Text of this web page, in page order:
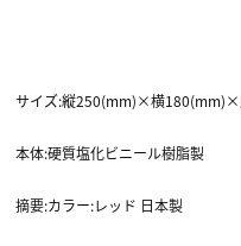
サイズ:縦250(mm)×横
本体:硬質塩化ビニール樹脂製
摘要:カラー:レッド 日本製